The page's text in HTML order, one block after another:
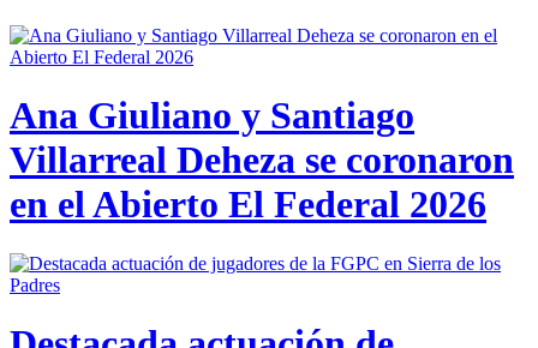
Ana Giuliano y Santiago
Villarreal Deheza se coronaron
en el Abierto El Federal 2026